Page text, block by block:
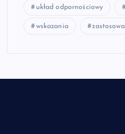
układ odpornościowy
wskazania